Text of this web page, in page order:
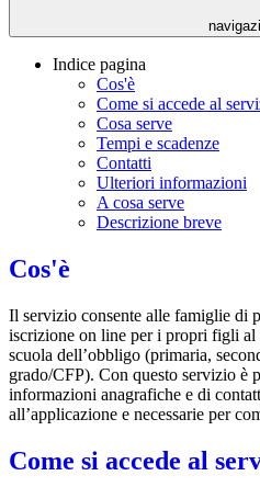
Indice pagina
Cos'è
Come si accede al
Cosa serve
Tempi e scadenze
Contatti
Ulteriori informazioni
A cosa serve
Descrizione breve
Cos'è
Il servizio consente alle famiglie di
iscrizione on line per i propri figli al
scuola dell’obbligo (primaria,
grado/CFP). Con questo servizio è
informazioni anagrafiche e di
all’applicazione e necessarie per
Come si accede al